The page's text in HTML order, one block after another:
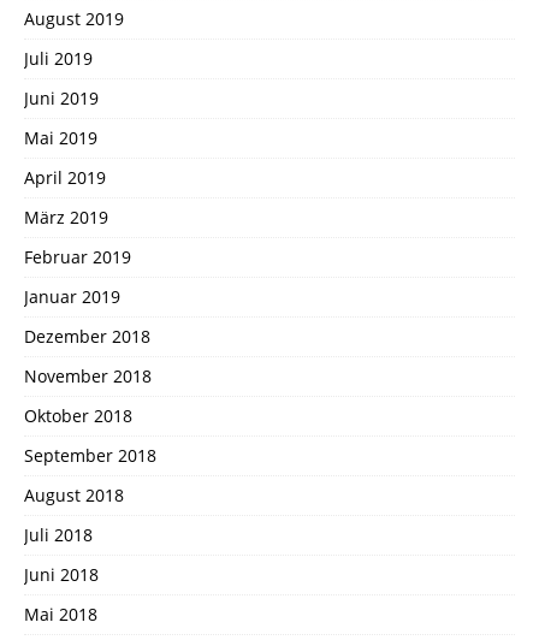
August 2019
Juli 2019
Juni 2019
Mai 2019
April 2019
März 2019
Februar 2019
Januar 2019
Dezember 2018
November 2018
Oktober 2018
September 2018
August 2018
Juli 2018
Juni 2018
Mai 2018